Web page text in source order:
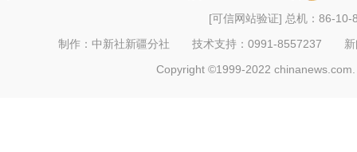
[可信网站验证] 总机：86-10-
制作：中新社新疆分社 技术支持：0991-8557237
Copyright ©1999-2022